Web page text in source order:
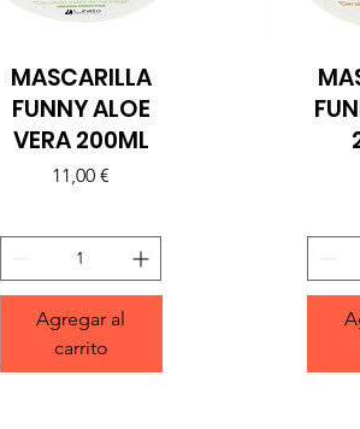
Vista rápida
MASCARILLA
FUNNY ALOE
VERA 200ML
Precio
11,00 €
Agregar al
carrito